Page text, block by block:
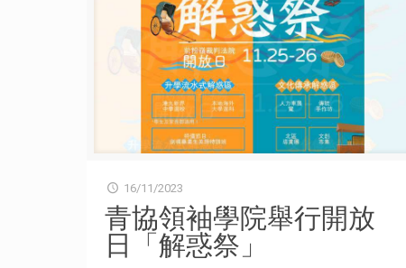
一代便攜式智慧快速診斷系統，創辦人劉鑫和崔强勝專注
於診斷領域的研究和開發，尤其是多重疾病或性傳播疾
病。他們期望研發低成本的快速測試產品，提高預防和控
制相關疾病。企業成長組金獎是引導視障者的智能腰帶，
創辦人江家偉和陳曉玲為視障者帶來革命性的導航設備，
透過邊緣運算（Edge Computing）AI模組，實時計算出
無障礙範圍及規劃路徑。 深圳市青年聯合會副主席張天
宇、前海管理局港澳服務處副處長侯靜，以及香港青年協
區業務方案。 前海管理局港澳服務處副處長侯靜表示，
大灣區創業提供優良條件。今年香港賽區的頒獎禮首次在
前海舉行，充分展現了深港的緊密連繫，亦凸顯青年積極
融入國家發展大局，依託香港，服務內地。 香港青年協
16/11/2023
青協領袖學院舉行開放
日「解惑祭」